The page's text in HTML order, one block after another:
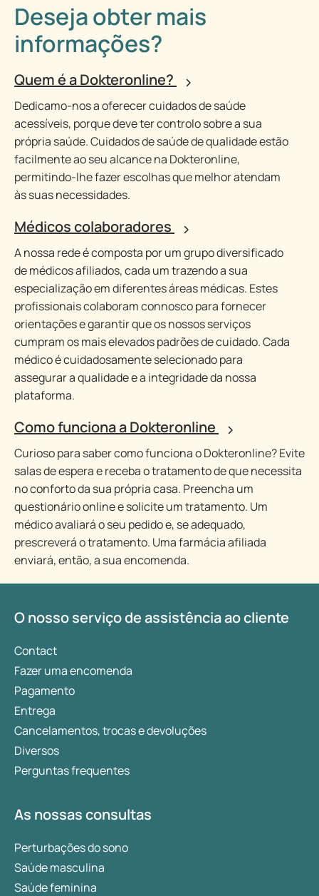
Deseja obter mais
informações?
Quem é a Dokteronline?
Dedicamo-nos a oferecer cuidados de saúde
acessíveis, porque deve ter controlo sobre a sua
própria saúde. Cuidados de saúde de qualidade estão
facilmente ao seu alcance na Dokteronline,
permitindo-lhe fazer escolhas que melhor atendam
às suas necessidades.
Médicos colaboradores
A nossa rede é composta por um grupo diversificado
de médicos afiliados, cada um trazendo a sua
especialização em diferentes áreas médicas. Estes
profissionais colaboram connosco para fornecer
orientações e garantir que os nossos serviços
cumpram os mais elevados padrões de cuidado. Cada
médico é cuidadosamente selecionado para
assegurar a qualidade e a integridade da nossa
plataforma.
Como funciona a Dokteronline
Curioso para saber como funciona o Dokteronline? Evite
salas de espera e receba o tratamento de que necessita
no conforto da sua própria casa. Preencha um
questionário online e solicite um tratamento. Um
médico avaliará o seu pedido e, se adequado,
prescreverá o tratamento. Uma farmácia afiliada
enviará, então, a sua encomenda.
O nosso serviço de assistência ao cliente
Contact
Fazer uma encomenda
Pagamento
Entrega
Cancelamentos, trocas e devoluções
Diversos
Perguntas frequentes
As nossas consultas
Perturbações do sono
Saúde masculina
Saúde feminina